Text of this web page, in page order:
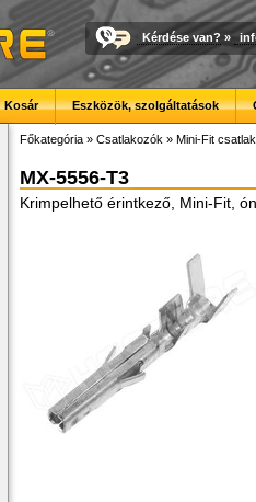
Kérdése van? »
Kosár Eszközök, szolgáltatások
Főkategória » Csatlakozók » Mini-Fit
MX-5556-T3
Krimpelhető érintkező, Mini-Fit,